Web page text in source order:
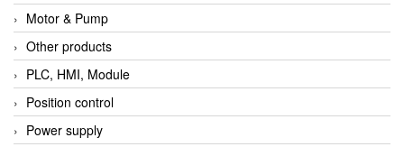
Motor & Pump
Other products
PLC, HMI, Module
Position control
Power supply